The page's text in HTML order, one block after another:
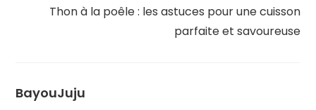
Thon à la poêle : les astuces pour une cuisson
parfaite et savoureuse
BayouJuju